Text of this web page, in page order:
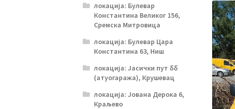
локација: Булевар
Константина Великог 156,
Сремска Митровица
локација: Булевар Цара
Константина 63, Ниш
локација: Јасички пут бб
(атуогаража), Крушевац
локација: Јована Дерока 6,
Краљево